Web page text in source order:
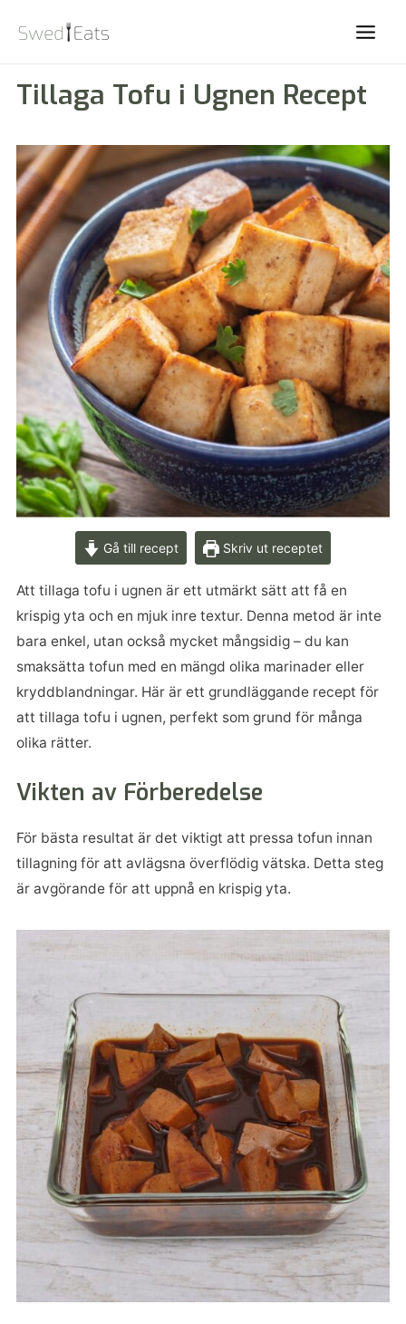
Tillaga Tofu i Ugnen Recept
Gå till recept Skriv ut receptet
Att tillaga tofu i ugnen är ett utmärkt sätt att få en
krispig yta och en mjuk inre textur. Denna metod är inte
bara enkel, utan också mycket mångsidig – du kan
smaksätta tofun med en mängd olika marinader eller
kryddblandningar. Här är ett grundläggande recept för
att tillaga tofu i ugnen, perfekt som grund för många
olika rätter.
Vikten av Förberedelse
För bästa resultat är det viktigt att pressa tofun innan
tillagning för att avlägsna överflödig vätska. Detta steg
är avgörande för att uppnå en krispig yta.